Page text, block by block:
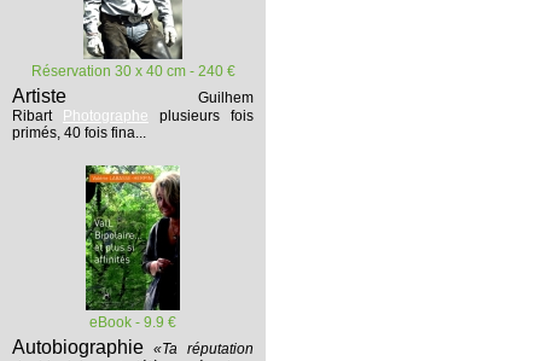
Réservation 30 x 40 cm - 240 €
Artiste
Guilhem
Ribart
Photographe plusieurs fois
primés, 40 fois fina...
eBook - 9.9 €
Autobiographie «Ta réputation